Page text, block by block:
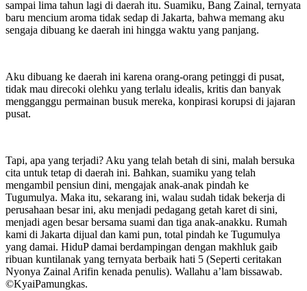
sampai lima tahun lagi di daerah itu. Suamiku, Bang Zainal, ternyata
baru mencium aroma tidak sedap di Jakarta, bahwa memang aku
sengaja dibuang ke daerah ini hingga waktu yang panjang.
Aku dibuang ke daerah ini karena orang-orang petinggi di pusat,
tidak mau direcoki olehku yang terlalu idealis, kritis dan banyak
mengganggu permainan busuk mereka, konpirasi korupsi di jajaran
pusat.
Tapi, apa yang terjadi? Aku yang telah betah di sini, malah bersuka
cita untuk tetap di daerah ini. Bahkan, suamiku yang telah
mengambil pensiun dini, mengajak anak-anak pindah ke
Tugumulya. Maka itu, sekarang ini, walau sudah tidak bekerja di
perusahaan besar ini, aku menjadi pedagang getah karet di sini,
menjadi agen besar bersama suami dan tiga anak-anakku. Rumah
kami di Jakarta dijual dan kami pun, total pindah ke Tugumulya
yang damai. HiduP damai berdampingan dengan makhluk gaib
ribuan kuntilanak yang ternyata berbaik hati 5 (Seperti ceritakan
Nyonya Zainal Arifin kenada penulis). Wallahu a’lam bissawab.
©️KyaiPamungkas.